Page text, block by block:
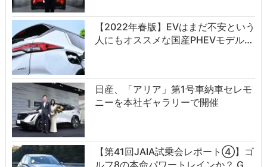
【2022年春版】EVはまだ不安という
人にもオススメな国産PHEVモデル…
日産、「アリア」第1号車納車セレモ
ニーを本社ギャラリーで開催
【第41回JAIA試乗会レポート④】ゴ
ルフ8の本命パワートレインか？ G…